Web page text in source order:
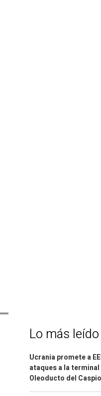
Lo más leído
Ucrania promete a
ataques a la
Oleoducto del Caspio